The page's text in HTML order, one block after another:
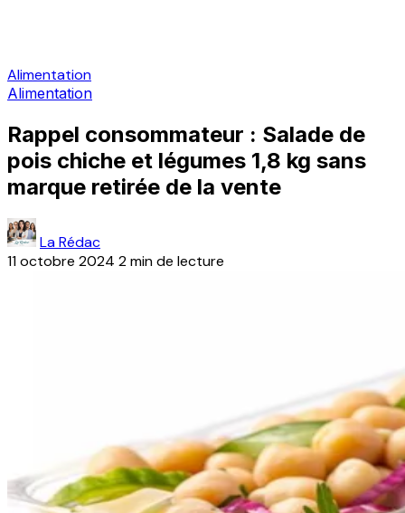
Alimentation
Alimentation
Rappel consommateur : Salade de
pois chiche et légumes 1,8 kg sans
marque retirée de la vente
La Rédac
11 octobre 2024 2 min de lecture